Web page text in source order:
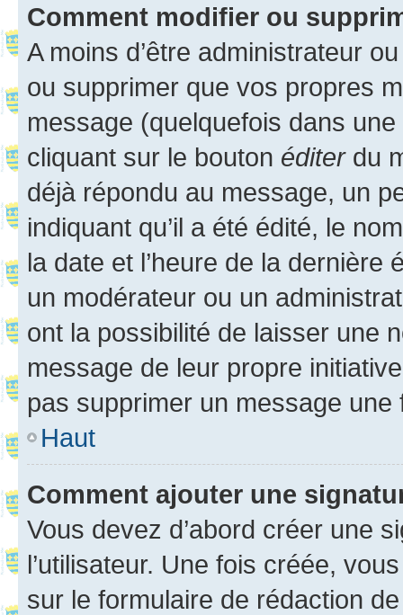
Comment modifier ou
A moins d’être administrateur
ou supprimer que vos propres
message (quelquefois dans
cliquant sur le bouton éditerdu
déjà répondu au message, un
indiquant qu’il a été édité, le
la date et l’heure de la dernière
un modérateur ou un
ont la possibilité de laisser une
message de leur propre
pas supprimer un message une
Haut
Comment ajouter une
Vous devez d’abord créer une
l’utilisateur. Une fois créée,
sur le formulaire de rédaction